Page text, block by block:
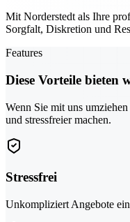
Mit Norderstedt als Ihre
Sorgfalt, Diskretion und
Features
Diese Vorteile bieten
Wenn Sie mit uns
und stressfreier machen.
Stressfrei
Unkompliziert Angebote